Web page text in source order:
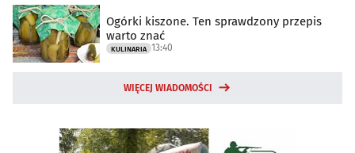
Ogórki kiszone. Ten sprawdzony przepis
warto znać
KULINARIA 13:40
WIĘCEJ WIADOMOŚCI